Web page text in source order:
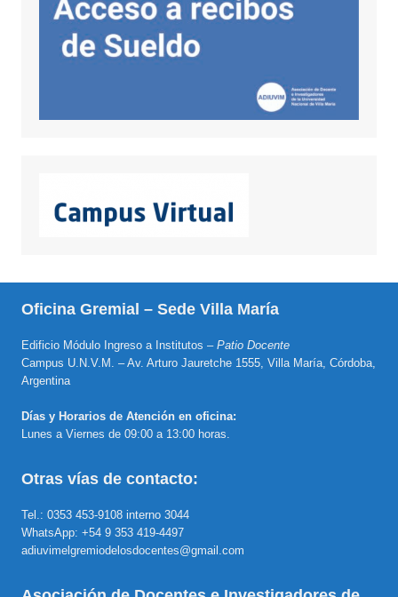
Oficina Gremial – Sede Villa María
Edificio Módulo Ingreso a Institutos – Patio Docente
Campus U.N.V.M. – Av. Arturo Jauretche 1555, Villa María, Córdoba,
Argentina
Días y Horarios de Atención en oficina:
Lunes a Viernes de 09:00 a 13:00 horas.
Otras vías de contacto:
Tel.: 0353 453-9108 interno 3044
WhatsApp: +54 9 353 419-4497
adiuvimelgremiodelosdocentes@gmail.com